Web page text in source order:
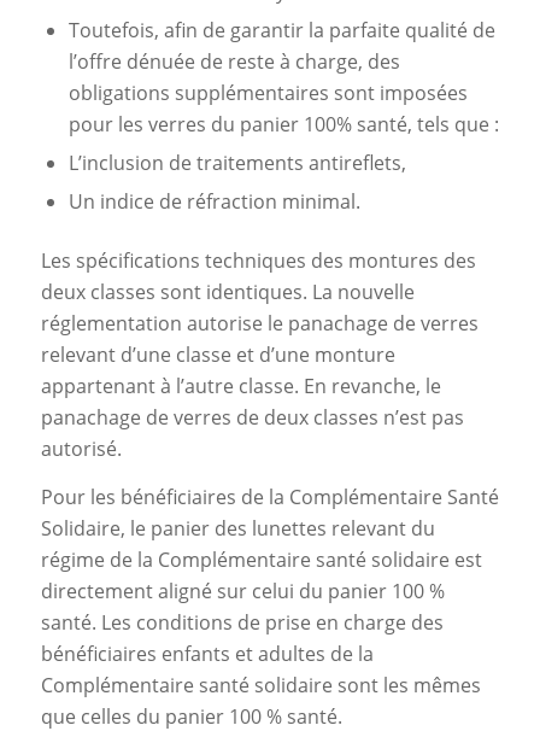
Toutefois, afin de garantir la parfaite qualité de
l’offre dénuée de reste à charge, des
obligations supplémentaires sont imposées
pour les verres du panier 100% santé, tels que :
L’inclusion de traitements antireflets,
Un indice de réfraction minimal.
Les spécifications techniques des montures des
deux classes sont identiques. La nouvelle
réglementation autorise le panachage de verres
relevant d’une classe et d’une monture
appartenant à l’autre classe. En revanche, le
panachage de verres de deux classes n’est pas
autorisé.
Pour les bénéficiaires de la Complémentaire Santé
Solidaire, le panier des lunettes relevant du
régime de la Complémentaire santé solidaire est
directement aligné sur celui du panier 100 %
santé. Les conditions de prise en charge des
bénéficiaires enfants et adultes de la
Complémentaire santé solidaire sont les mêmes
que celles du panier 100 % santé.